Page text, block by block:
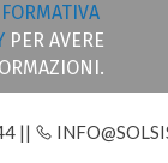
PER AVERE
||